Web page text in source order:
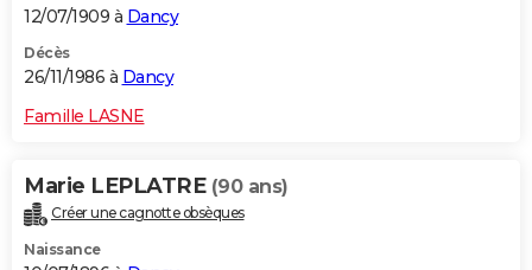
12/07/1909 à Dancy
Décès
26/11/1986 à Dancy
Famille LASNE
Marie LEPLATRE (90 ans)
Créer une cagnotte obsèques
Naissance